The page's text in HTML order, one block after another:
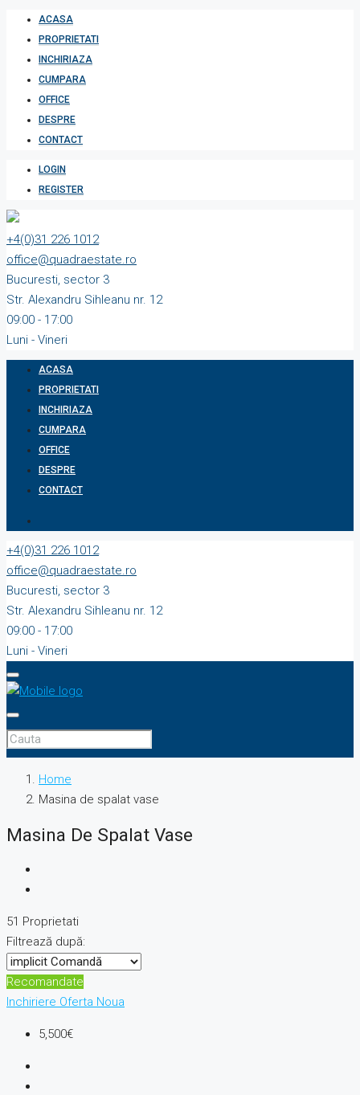
ACASA
PROPRIETATI
INCHIRIAZA
CUMPARA
OFFICE
DESPRE
CONTACT
LOGIN
REGISTER
+4(0)31 226 1012
office@quadraestate.ro
Bucuresti, sector 3
Str. Alexandru Sihleanu nr. 12
09:00 - 17:00
Luni - Vineri
ACASA
PROPRIETATI
INCHIRIAZA
CUMPARA
OFFICE
DESPRE
CONTACT
+4(0)31 226 1012
office@quadraestate.ro
Bucuresti, sector 3
Str. Alexandru Sihleanu nr. 12
09:00 - 17:00
Luni - Vineri
Home
Masina de spalat vase
Masina De Spalat Vase
51 Proprietati
Filtrează după:
Recomandate
Inchiriere Oferta Noua
5,500€